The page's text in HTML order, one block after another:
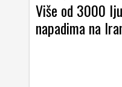
Više od 3000
napadima na